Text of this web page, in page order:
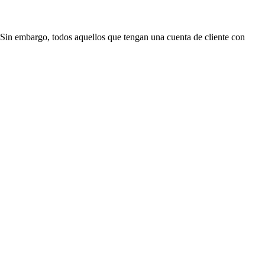
embargo, todos aquellos que tengan una cuenta de cliente con